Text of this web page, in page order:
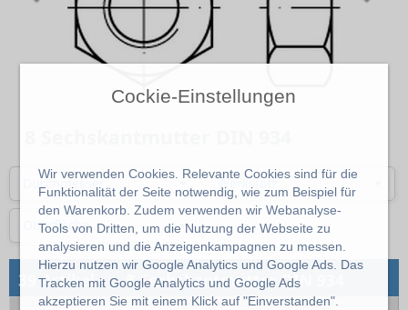
Cockie-Einstellungen
Wir verwenden Cookies. Relevante Cookies sind für die
Funktionalität der Seite notwendig, wie zum Beispiel für
den Warenkorb. Zudem verwenden wir Webanalyse-
Tools von Dritten, um die Nutzung der Webseite zu
analysieren und die Anzeigenkampagnen zu messen.
Hierzu nutzen wir Google Analytics und Google Ads. Das
Tracken mit Google Analytics und Google Ads
akzeptieren Sie mit einem Klick auf "Einverstanden".
Durchmesser Werkstoff
Oberfläche
39 Artikel→8 Sechskantmutter DIN 934